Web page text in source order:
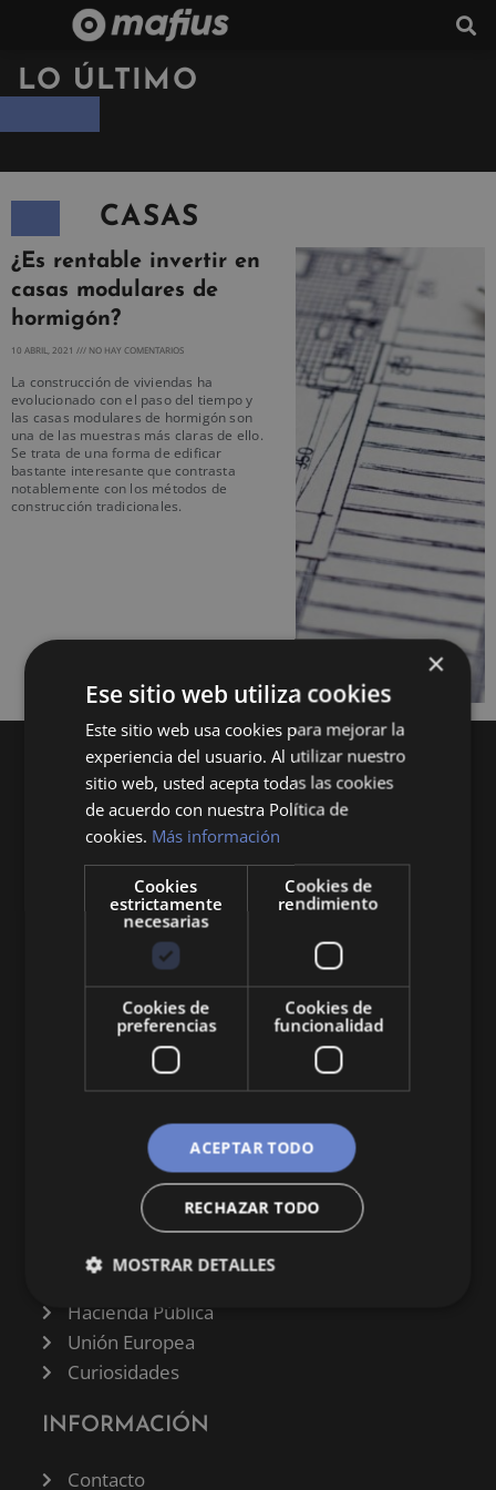
LO ÚLTIMO
CASAS
¿Es rentable invertir en
casas modulares de
hormigón?
10 ABRIL, 2021 NO HAY COMENTARIOS
La construcción de viviendas ha
evolucionado con el paso del tiempo y
las casas modulares de hormigón son
una de las muestras más claras de ello.
Se trata de una forma de edificar
bastante interesante que contrasta
notablemente con los métodos de
construcción tradicionales.
Queremos mantenerte al día en temas de
economía, finanzas, negocios, derecho, historia
y curiosidades sobre todo lo relacionado con la
economía y empresa.
CATEGORÍAS
Negocios
Derecho
Historia
Hacienda Pública
Unión Europea
Curiosidades
INFORMACIÓN
Contacto
×
Ese sitio web utiliza cookies
Este sitio web usa cookies para mejorar la
experiencia del usuario. Al utilizar nuestro
sitio web, usted acepta todas las cookies
de acuerdo con nuestra Política de
cookies. Más información
Cookies
estrictamente
necesarias
Cookies de
rendimiento
Cookies de
preferencias
Cookies de
funcionalidad
ACEPTAR TODO
RECHAZAR TODO
MOSTRAR DETALLES